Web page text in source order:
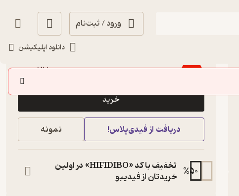
ورود / ثبت‌نام
دانلود اپلیکیشن
٪40
45,000
27,000تومان
خرید
دریافت از فیدی‌پلاس! نمونه
%50
تخفیف با کد «HIFIDIBO» در اولین
خریدتان از فیدیبو